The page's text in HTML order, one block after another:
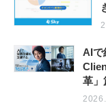
AIで
革」